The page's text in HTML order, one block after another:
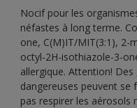
Nocif pour les
néfastes à long terme.
one, C(M)IT/MIT(3:1), 2-
octyl-2H-isothiazole-3-
allergique. Attention!
dangereuses peuvent se
pas respirer les aérosols